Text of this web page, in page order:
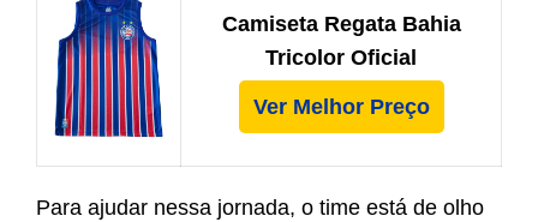
Camiseta Regata Bahia
Tricolor Oficial
Ver Melhor Preço
Para ajudar nessa jornada, o time está de olho